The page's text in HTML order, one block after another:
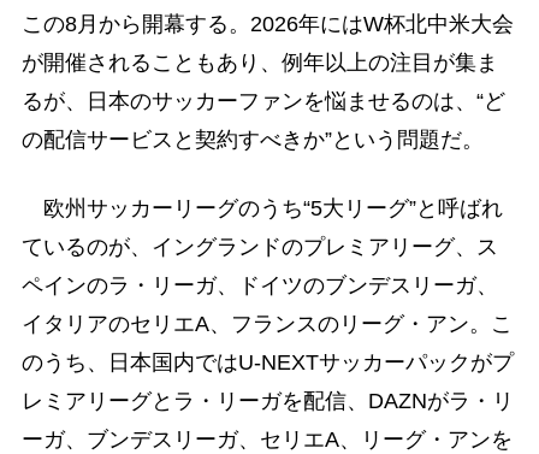
この8月から開幕する。2026年にはW杯北中米大会
が開催されることもあり、例年以上の注目が集ま
るが、日本のサッカーファンを悩ませるのは、“ど
の配信サービスと契約すべきか”という問題だ。
欧州サッカーリーグのうち“5大リーグ”と呼ばれ
ているのが、イングランドのプレミアリーグ、ス
ペインのラ・リーガ、ドイツのブンデスリーガ、
イタリアのセリエA、フランスのリーグ・アン。こ
のうち、日本国内ではU-NEXTサッカーパックがプ
レミアリーグとラ・リーガを配信、DAZNがラ・リ
ーガ、ブンデスリーガ、セリエA、リーグ・アンを